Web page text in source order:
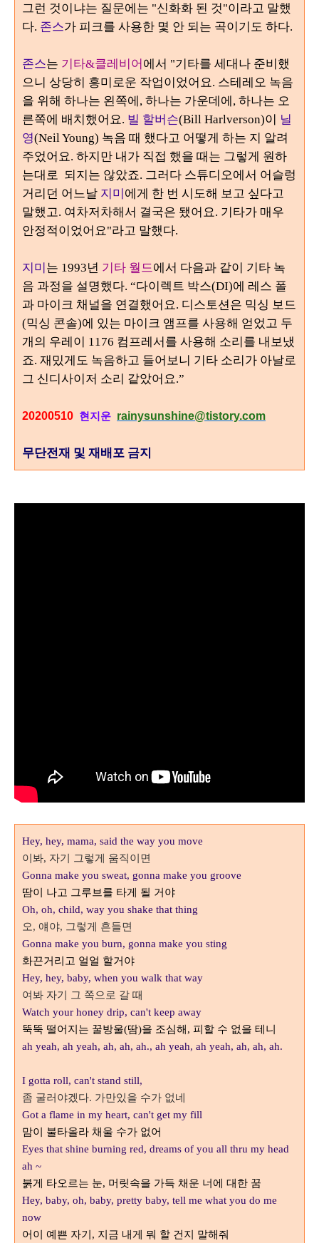
그런 것이냐는 질문에는 "신화화 된 것"이라고 말했
다. 존스가 피크를 사용한 몇 안 되는 곡이기도 하다.
존스는 기타&클레비어 에서 "기타를 세대나 준비했
으니 상당히 흥미로운 작업이었어요. 스테레오 녹음
을 위해 하나는 왼쪽에, 하나는 가운데에, 하나는 오
른쪽에 배치했어요. 빌 할버슨(Bill Harlverson)이 닐
영(Neil Young) 녹음 때 했다고 어떻게 하는 지 알려
주었어요. 하지만 내가 직접 했을 때는 그렇게 원하
는대로 되지는 않았죠. 그러다 스튜디오에서 어슬렁
거리던 어느날 지미 에게 한 번 시도해 보고 싶다고
말했고. 여차저차해서 결국은 됐어요. 기타가 매우
안정적이었어요"라고 말했다.
지미 는 1993년 기타 월드에서 다음과 같이 기타 녹
음 과정을 설명했다. “다이렉트 박스(DI)에 레스 폴
과 마이크 채널을 연결했어요. 디스토션은 믹싱 보드
(믹싱 콘솔)에 있는 마이크 앰프를 사용해 얻었고 두
개의 우레이 1176 컴프레서를 사용해 소리를 내보냈
죠. 재밌게도 녹음하고 들어보니 기타 소리가 아날로
그 신디사이저 소리 같았어요.”
20200510 현지운 rainysunshine@tistory.com
무단전재 및 재배포 금지
Hey, hey, mama, said the way you move
이봐, 자기 그렇게 움직이면
Gonna make you sweat, gonna make you groove
땀이 나고 그루브를 타게 될 거야
Oh, oh, child, way you shake that thing
오, 얘야, 그렇게 흔들면
Gonna make you burn, gonna make you sting
화끈거리고 얼얼 할거야
Hey, hey, baby, when you walk that way
여봐 자기 그 쪽으로 갈 때
Watch your honey drip, can't keep away
뚝뚝 떨어지는 꿀방울(땀)을 조심해, 피할 수 없을 테니
ah yeah, ah yeah, ah, ah, ah., ah yeah, ah yeah, ah, ah, ah.
I gotta roll, can't stand still,
좀 굴러야겠다. 가만있을 수가 없네
Got a flame in my heart, can't get my fill
맘이 불타올라 채울 수가 없어
Eyes that shine burning red, dreams of you all thru my head
ah ~
붉게 타오르는 눈, 머릿속을 가득 채운 너에 대한 꿈
Hey, baby, oh, baby, pretty baby, tell me what you do me
now
어이 예쁜 자기, 지금 내게 뭐 할 건지 말해줘